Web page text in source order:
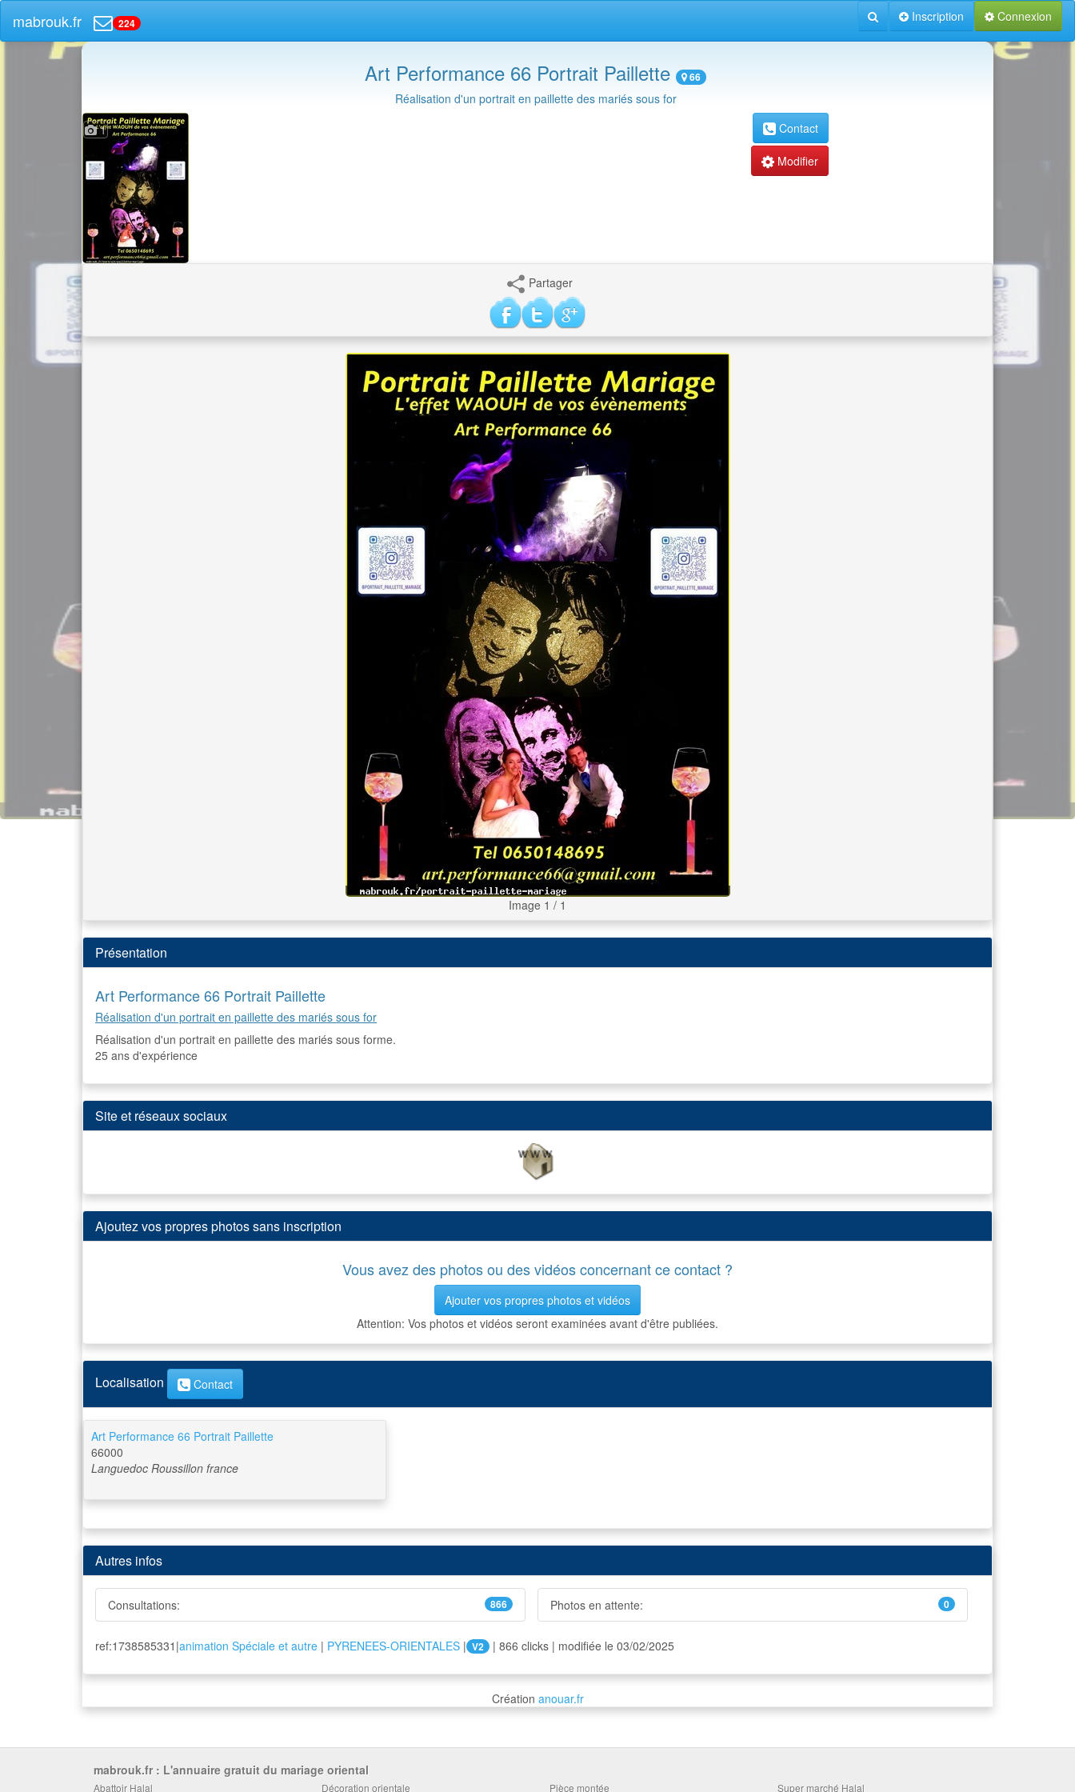
mabrouk.fr 224 Connexion
Inscription
Art Performance 66 Portrait Paillette 66
Réalisation d'un portrait en paillette des mariés sous for
1
Contact
Modifier
Partager
Image 1 / 1
Présentation
Art Performance 66 Portrait Paillette
Réalisation d'un portrait en paillette des mariés sous for
Réalisation d'un portrait en paillette des mariés sous forme.
25 ans d'expérience
Site et réseaux sociaux
Ajoutez vos propres photos sans inscription
Vous avez des photos ou des vidéos concernant ce contact ?
Ajouter vos propres photos et vidéos
Attention: Vos photos et vidéos seront examinées avant d'être publiées.
Localisation Contact
Art Performance 66 Portrait Paillette
66000
Languedoc Roussillon france
Autres infos
Consultations: 866 Photos en attente: 0
ref:1738585331|animation Spéciale et autre | PYRENEES-ORIENTALES | V2 | 866 clicks | modifiée le 03/02/2025
Création anouar.fr
mabrouk.fr : L'annuaire gratuit du mariage oriental
Abattoir Halal Décoration orientale Pièce montée Super marché Halal